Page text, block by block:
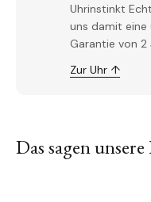
Uhrinstinkt
uns damit eine
Garantie von 2
Zur Uhr ↑
Das sagen